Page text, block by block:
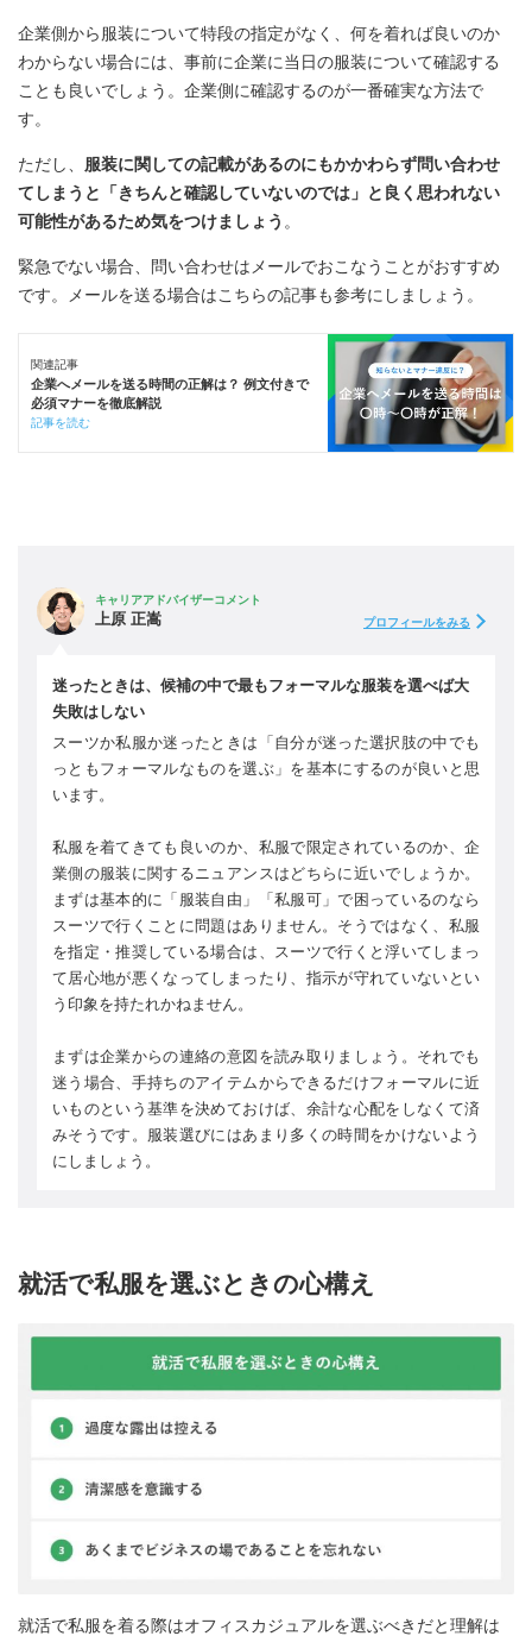
企業側から服装について特段の指定がなく、何を着れば良いのか
わからない場合には、事前に企業に当日の服装について確認する
ことも良いでしょう。企業側に確認するのが一番確実な方法で
す。
ただし、 服装に関しての記載があるのにもかかわらず問い合わせ
てしまうと「きちんと確認していないのでは」と良く思われない
可能性があるため気をつけましょう 。
緊急でない場合、問い合わせはメールでおこなうことがおすすめ
です。メールを送る場合はこちらの記事も参考にしましょう。
関連記事
企業へメールを送る時間の正解は？ 例文付きで
必須マナーを徹底解説
記事を読む
キャリアアドバイザーコメント
上原 正嵩 プロフィールをみる
迷ったときは、候補の中で最もフォーマルな服装を選べば大
失敗はしない
スーツか私服か迷ったときは「自分が迷った選択肢の中でも
っともフォーマルなものを選ぶ」を基本にするのが良いと思
います。
私服を着てきても良いのか、私服で限定されているのか、企
業側の服装に関するニュアンスはどちらに近いでしょうか。
まずは基本的に「服装自由」「私服可」で困っているのなら
スーツで行くことに問題はありません。そうではなく、私服
を指定・推奨している場合は、スーツで行くと浮いてしまっ
て居心地が悪くなってしまったり、指示が守れていないとい
う印象を持たれかねません。
まずは企業からの連絡の意図を読み取りましょう。それでも
迷う場合、手持ちのアイテムからできるだけフォーマルに近
いものという基準を決めておけば、余計な心配をしなくて済
みそうです。服装選びにはあまり多くの時間をかけないよう
にしましょう。
就活で私服を選ぶときの心構え
就活で私服を着る際はオフィスカジュアルを選ぶべきだと理解は